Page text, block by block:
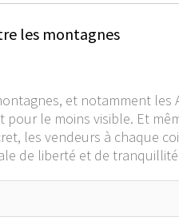
les montagnes
et notamment
le moins visible. Et
les vendeurs à chaque
de liberté et de tranquillité